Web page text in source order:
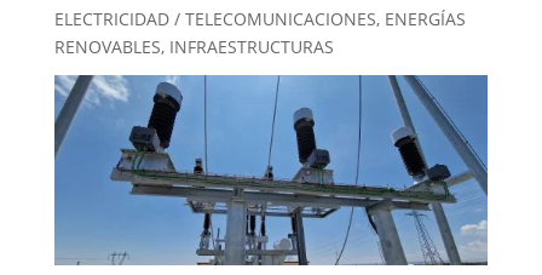
ELECTRICIDAD / TELECOMUNICACIONES, ENERGÍAS
RENOVABLES, INFRAESTRUCTURAS